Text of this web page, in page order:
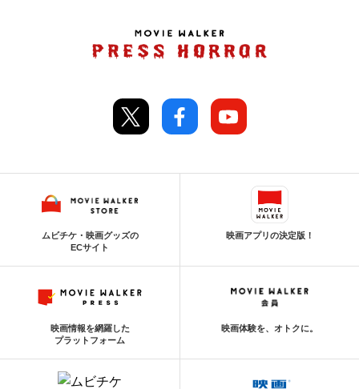
ムビチケ・映画グッズの
ECサイト
映画アプリの決定版！
映画情報を網羅した
プラットフォーム
映画体験を、オトクに。